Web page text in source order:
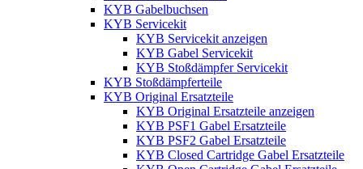
KYB Gabelbuchsen
KYB Servicekit
KYB Servicekit anzeigen
KYB Gabel Servicekit
KYB Stoßdämpfer Servicekit
KYB Stoßdämpferteile
KYB Original Ersatzteile
KYB Original Ersatzteile anzeigen
KYB PSF1 Gabel Ersatzteile
KYB PSF2 Gabel Ersatzteile
KYB Closed Cartridge Gabel Ersatzteile